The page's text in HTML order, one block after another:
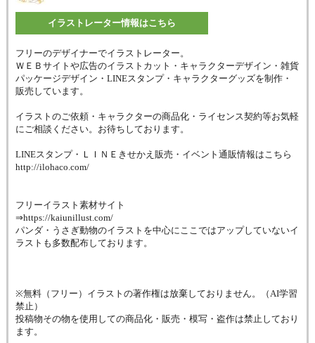
イラストレーター情報はこちら
フリーのデザイナーでイラストレーター。
ＷＥＢサイトや広告のイラストカット・キャラクターデザイン・雑貨
パッケージデザイン・LINEスタンプ・キャラクターグッズを制作・
販売しています。
イラストのご依頼・キャラクターの商品化・ライセンス契約等お気軽
にご相談ください。お待ちしております。
LINEスタンプ・ＬＩＮＥきせかえ販売・イベント通販情報はこちら
http://ilohaco.com/
フリーイラスト素材サイト
⇒https://kaiunillust.com/
パンダ・うさぎ動物のイラストを中心にここではアップしていないイ
ラストも多数配布しております。
※無料（フリー）イラストの著作権は放棄しておりません。（AI学習
禁止）
投稿物その物を使用しての商品化・販売・模写・盗作は禁止しており
ます。